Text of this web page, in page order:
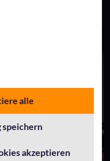
alle
speichern
akzeptieren